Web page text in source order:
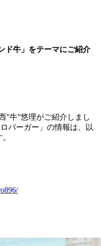
ド牛」 をテーマにご紹介
”牛”悠理がご紹介しまし
バーガー」の情報は、以